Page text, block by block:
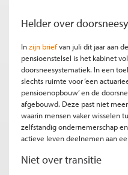
Helder over
Inzijn briefvan juli dit jaar aan
pensioenstelsel is het kabinet
doorsneesystematiek. In een
slechts ruimte voor ‘een
pensioenopbouw’ en de
afgebouwd. Deze past niet
waarin mensen vaker wisselen
zelfstandig ondernemerschap
actieve leven deelnemen aan
Niet over transitie